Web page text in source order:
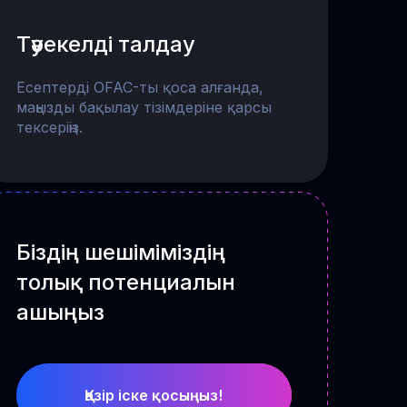
Тәуекелді талдау
Есептерді OFAC-ты қоса алғанда,
маңызды бақылау тізімдеріне қарсы
тексеріңіз.
Біздің шешіміміздің
толық потенциалын
ашыңыз
Қазір іске қосыңыз!